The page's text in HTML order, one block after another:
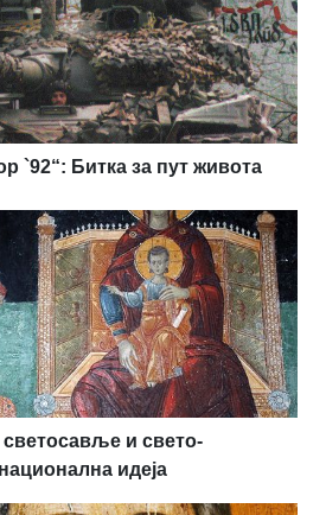
`92“: Битка за пут живота
и свето-
идеја